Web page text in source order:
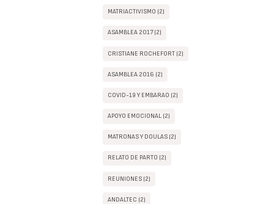
MATRIACTIVISMO (2)
ASAMBLEA 2017 (2)
CRISTIANE ROCHEFORT (2)
ASAMBLEA 2016 (2)
COVID-19 Y EMBARAO (2)
APOYO EMOCIONAL (2)
MATRONAS Y DOULAS (2)
RELATO DE PARTO (2)
REUNIONES (2)
ANDALTEC (2)